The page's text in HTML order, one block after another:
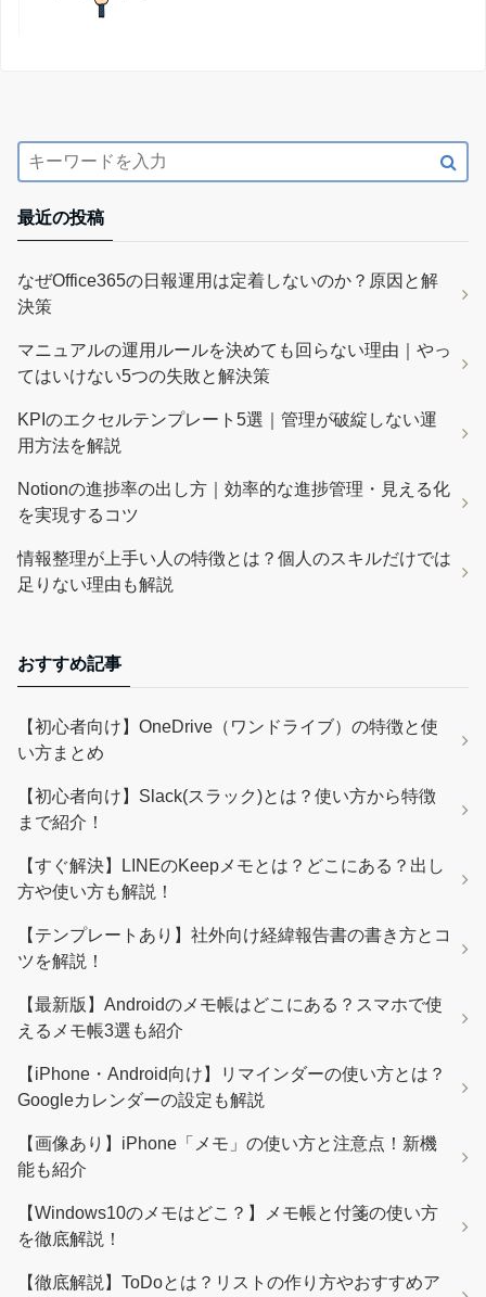
最近の投稿
なぜOffice365の日報運用は定着しないのか？原因と解
決策
マニュアルの運用ルールを決めても回らない理由｜やっ
てはいけない5つの失敗と解決策
KPIのエクセルテンプレート5選｜管理が破綻しない運
用方法を解説
Notionの進捗率の出し方｜効率的な進捗管理・見える化
を実現するコツ
情報整理が上手い人の特徴とは？個人のスキルだけでは
足りない理由も解説
おすすめ記事
【初心者向け】OneDrive（ワンドライブ）の特徴と使
い方まとめ
【初心者向け】Slack(スラック)とは？使い方から特徴
まで紹介！
【すぐ解決】LINEのKeepメモとは？どこにある？出し
方や使い方も解説！
【テンプレートあり】社外向け経緯報告書の書き方とコ
ツを解説！
【最新版】Androidのメモ帳はどこにある？スマホで使
えるメモ帳3選も紹介
【iPhone・Android向け】リマインダーの使い方とは？
Googleカレンダーの設定も解説
【画像あり】iPhone「メモ」の使い方と注意点！新機
能も紹介
【Windows10のメモはどこ？】メモ帳と付箋の使い方
を徹底解説！
【徹底解説】ToDoとは？リストの作り方やおすすめア